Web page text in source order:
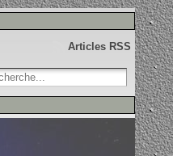
Articles RSS